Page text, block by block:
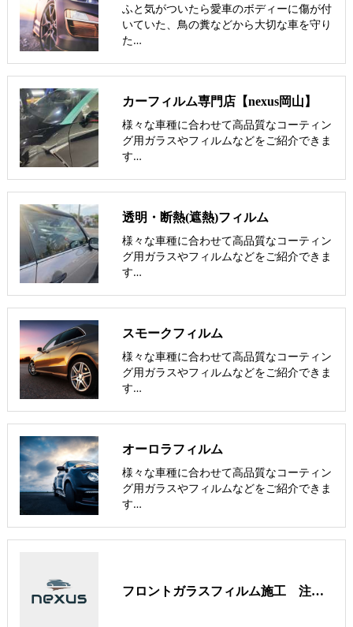
ふと気がついたら愛車のボディーに傷が付
いていた、鳥の糞などから大切な車を守り
た…
カーフィルム専門店【nexus岡山】
様々な車種に合わせて高品質なコーティン
グ用ガラスやフィルムなどをご紹介できま
す…
透明・断熱(遮熱)フィルム
様々な車種に合わせて高品質なコーティン
グ用ガラスやフィルムなどをご紹介できま
す…
スモークフィルム
様々な車種に合わせて高品質なコーティン
グ用ガラスやフィルムなどをご紹介できま
す…
オーロラフィルム
様々な車種に合わせて高品質なコーティン
グ用ガラスやフィルムなどをご紹介できま
す…
フロントガラスフィルム施工 注意事項/免責事項/PT500による透過率測定